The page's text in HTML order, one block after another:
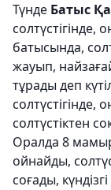
Түнде Батыс
солтүстігінде,
батысында,
жауып,
тұрады деп
солтүстігінде,
солтүстіктен
Оралда 8
ойнайды,
соғады,